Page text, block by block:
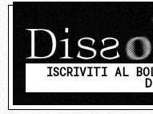
ISCRIVITI AL